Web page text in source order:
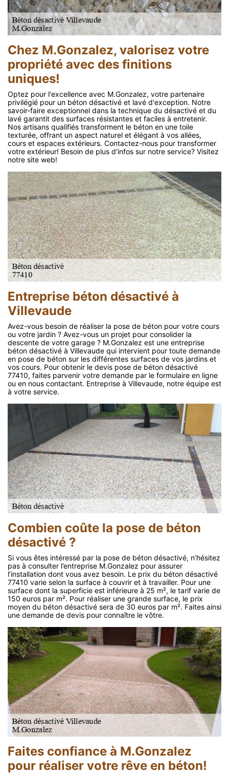
Chez M.Gonzalez, valorisez votre
propriété avec des finitions
uniques!
Optez pour l'excellence avec M.Gonzalez, votre partenaire
privilégié pour un béton désactivé et lavé d'exception. Notre
savoir-faire exceptionnel dans la technique du désactivé et du
lavé garantit des surfaces résistantes et faciles à entretenir.
Nos artisans qualifiés transforment le béton en une toile
texturée, offrant un aspect naturel et élégant à vos allées,
cours et espaces extérieurs. Contactez-nous pour transformer
votre extérieur! Besoin de plus d'infos sur notre service? Visitez
notre site web!
Entreprise béton désactivé à
Villevaude
Avez-vous besoin de réaliser la pose de béton pour votre cours
ou votre jardin ? Avez-vous un projet pour consolider la
descente de votre garage ? M.Gonzalez est une entreprise
béton désactivé à Villevaude qui intervient pour toute demande
en pose de béton sur les différentes surfaces de vos jardins et
vos cours. Pour obtenir le devis pose de béton désactivé
77410, faites parvenir votre demande par le formulaire en ligne
ou en nous contactant. Entreprise à Villevaude, notre équipe est
à votre service.
Combien coûte la pose de béton
désactivé ?
Si vous êtes intéressé par la pose de béton désactivé, n’hésitez
pas à consulter l’entreprise M.Gonzalez pour assurer
l’installation dont vous avez besoin. Le prix du béton désactivé
77410 varie selon la surface à couvrir et à travailler. Pour une
surface dont la superficie est inférieure à 25 m², le tarif varie de
150 euros par m². Pour réaliser une grande surface, le prix
moyen du béton désactivé sera de 30 euros par m². Faites ainsi
une demande de devis pour connaître le vôtre.
Faites confiance à M.Gonzalez
pour réaliser votre rêve en béton!